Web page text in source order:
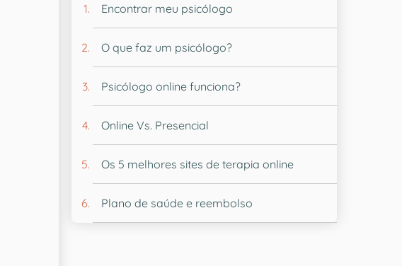
Encontrar meu psicólogo
O que faz um psicólogo?
Psicólogo online funciona?
Online Vs. Presencial
Os 5 melhores sites de terapia online
Plano de saúde e reembolso